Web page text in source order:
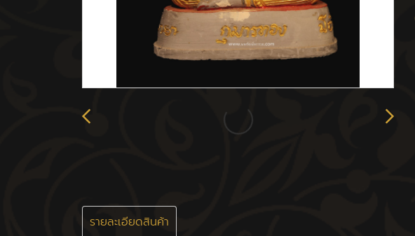
รายละเอียดสินค้า